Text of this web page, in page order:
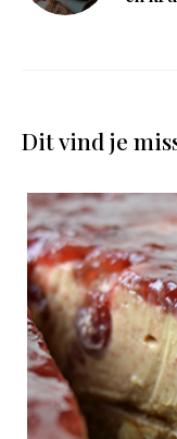
Dit vind je